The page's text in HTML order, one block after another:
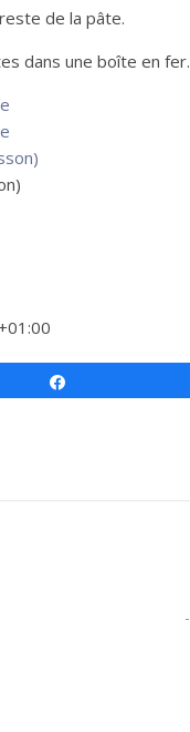
de la pâte.
dans une boîte en fer.